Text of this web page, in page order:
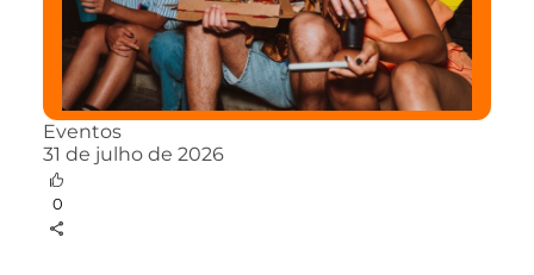
Eventos
31 de julho de 2026
0